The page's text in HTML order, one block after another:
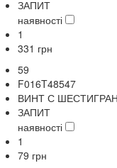
ЗАПИТ
наявності
1
331 грн
59
F016T48547
ВИНТ С
ЗАПИТ
наявності
1
79 грн